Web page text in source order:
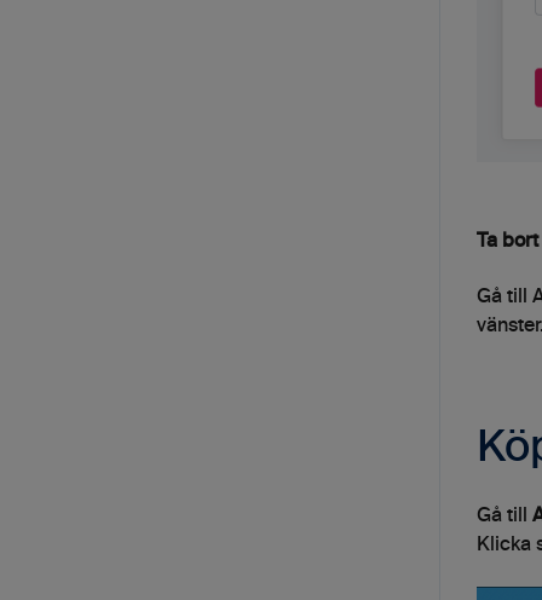
Ta bort
Gå till
vänster.
Gå till
Klicka